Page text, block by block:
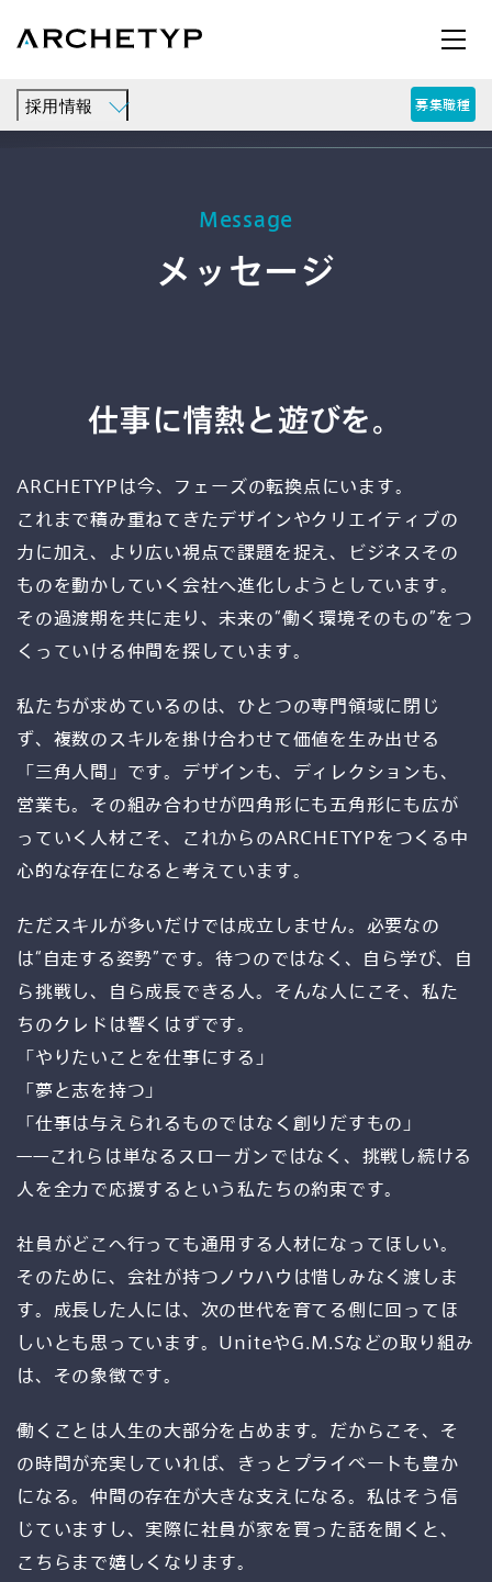
AX
PM
実装/開発
EC
データ戦略
デジタル
採用情報 募集職種
Message
メッセージ
仕事に情熱と遊びを。
ARCHETYPは今、フェーズの転換点にいます。
これまで積み重ねてきたデザインやクリエイティブの
力に加え、より広い視点で課題を捉え、ビジネスその
ものを動かしていく会社へ進化しようとしています。
その過渡期を共に走り、未来の“働く環境そのもの”をつ
くっていける仲間を探しています。
私たちが求めているのは、ひとつの専門領域に閉じ
ず、複数のスキルを掛け合わせて価値を生み出せる
「三角人間」です。デザインも、ディレクションも、
営業も。その組み合わせが四角形にも五角形にも広が
っていく人材こそ、これからのARCHETYPをつくる中
心的な存在になると考えています。
ただスキルが多いだけでは成立しません。必要なの
は“自走する姿勢”です。待つのではなく、自ら学び、自
ら挑戦し、自ら成長できる人。そんな人にこそ、私た
ちのクレドは響くはずです。
「やりたいことを仕事にする」
「夢と志を持つ」
「仕事は与えられるものではなく創りだすもの」
——これらは単なるスローガンではなく、挑戦し続ける
人を全力で応援するという私たちの約束です。
社員がどこへ行っても通用する人材になってほしい。
そのために、会社が持つノウハウは惜しみなく渡しま
す。成長した人には、次の世代を育てる側に回ってほ
しいとも思っています。UniteやG.M.Sなどの取り組み
は、その象徴です。
働くことは人生の大部分を占めます。だからこそ、そ
の時間が充実していれば、きっとプライベートも豊か
になる。仲間の存在が大きな支えになる。私はそう信
じていますし、実際に社員が家を買った話を聞くと、
こちらまで嬉しくなります。